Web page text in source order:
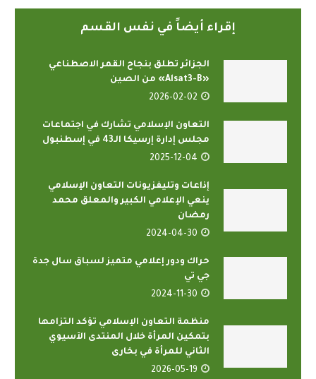
إقراء أيضاً في نفس القسم
الجزائر تطلق بنجاح القمر الاصطناعي
«Alsat3-B» من الصين
2026-02-02
التعاون الإسلامي تشارك في اجتماعات
مجلس إدارة إرسيكا الـ43 في إسطنبول
2025-12-04
إذاعات وتليفزيونات التعاون الإسلامي
ينعي الإعلامي الكبير والمعلق محمد
رمضان
2024-04-30
حراك ودور إعلامي متميز لسباق سال جدة
جي تي
2024-11-30
منظمة التعاون الإسلامي تؤكد التزامها
بتمكين المرأة خلال المنتدى الآسيوي
الثاني للمرأة في بخارى
2026-05-19